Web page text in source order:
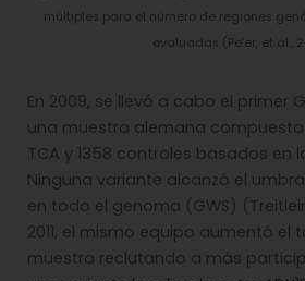
múltiples para el número de regiones
evaluadas (Pe’er, et al.,
En 2009, se llevó a cabo el primer
una muestra alemana
TCA y 1358 controles basados en
Ninguna variante alcanzó el
en todo el genoma (GWS)
2011, el mismo equipo aumentó el
muestra reclutando a más